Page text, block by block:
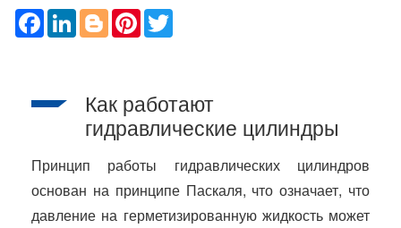
F
o
L
B
r
P
e
s
t
r
Как работают
гидравлические цилиндры
Принцип работы гидравлических цилиндров
основан на принципе Паскаля, что означает, что
давление на герметизированную жидкость может